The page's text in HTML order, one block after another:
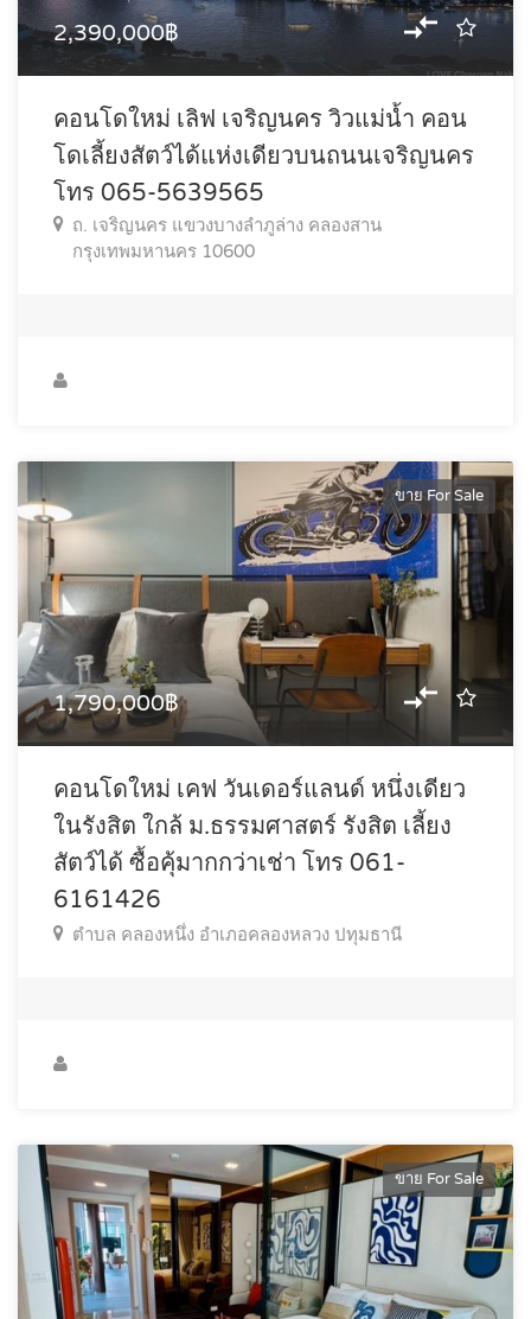
2,390,000฿
คอนโดใหม่ เลิฟ เจริญนคร วิวแม่น้ำ คอน
โดเลี้ยงสัตว์ได้แห่งเดียวบนถนนเจริญนคร
โทร 065-5639565
ถ. เจริญนคร แขวงบางลำภูล่าง คลองสาน
กรุงเทพมหานคร 10600
ขาย For Sale
1,790,000฿
คอนโดใหม่ เคฟ วันเดอร์แลนด์ หนึ่งเดียว
ในรังสิต ใกล้ ม.ธรรมศาสตร์ รังสิต เลี้ยง
สัตว์ได้ ซื้อคุ้มากกว่าเช่า โทร 061-
6161426
ตำบล คลองหนึ่ง อำเภอคลองหลวง ปทุมธานี
ขาย For Sale